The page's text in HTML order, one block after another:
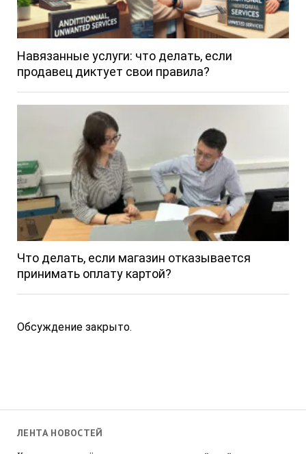
Навязанные услуги: что делать, если
продавец диктует свои правила?
Что делать, если магазин отказывается
принимать оплату картой?
Обсуждение закрыто.
ЛЕНТА НОВОСТЕЙ